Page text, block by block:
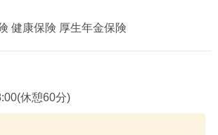
健康保険 厚生年金保険
休憩60分)